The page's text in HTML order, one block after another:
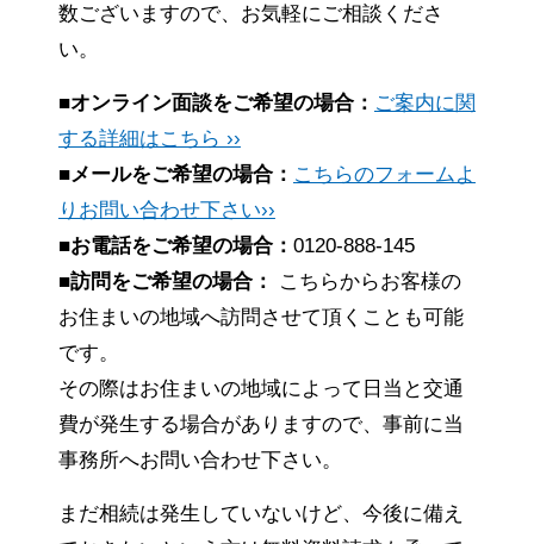
数ございますので、お気軽にご相談くださ
い。
■オンライン面談をご希望の場合： ご案内に関
する詳細はこちら ››
■メールをご希望の場合： こちらのフォームよ
りお問い合わせ下さい››
■お電話をご希望の場合： 0120-888-145
■訪問をご希望の場合：
こちらからお客様の
お住まいの地域へ訪問させて頂くことも可能
です。
その際はお住まいの地域によって日当と交通
費が発生する場合がありますので、事前に当
事務所へお問い合わせ下さい。
まだ相続は発生していないけど、今後に備え